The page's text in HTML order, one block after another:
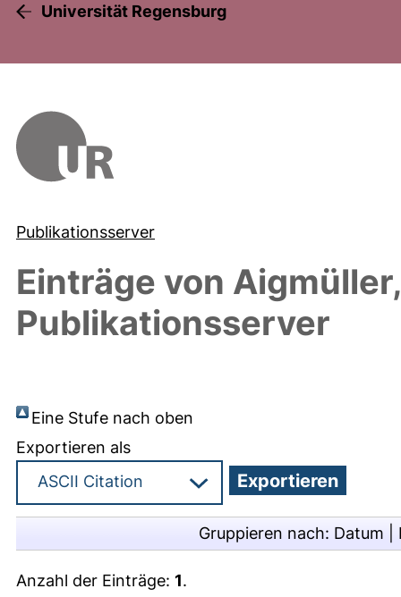
Universität Regensburg
Publikationsserver
Einträge von
Publikationsserver
Eine Stufe nach oben
Exportieren als
Gruppieren nach: Datum
Anzahl der Einträge: 1.